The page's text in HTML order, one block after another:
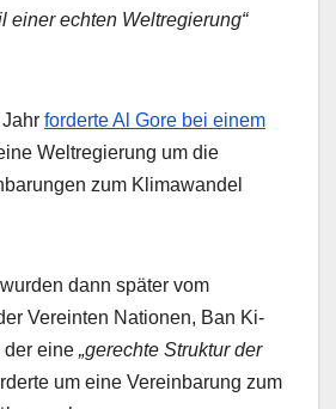
einer echten Weltregierung“
forderte Al Gore bei einem
Weltregierung um die
zum Klimawandel
dann später vom
Vereinten Nationen, Ban Ki-
der eine „gerechte Struktur der
um eine Vereinbarung zum